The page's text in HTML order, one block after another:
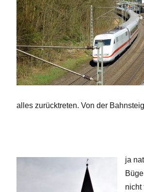
alles zurücktreten. Von der
ja
nicht